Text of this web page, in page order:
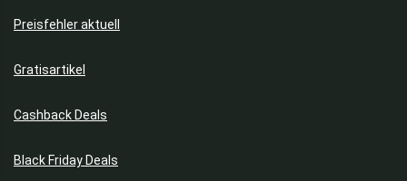
Preisfehler aktuell
Gratisartikel
Cashback Deals
Black Friday Deals